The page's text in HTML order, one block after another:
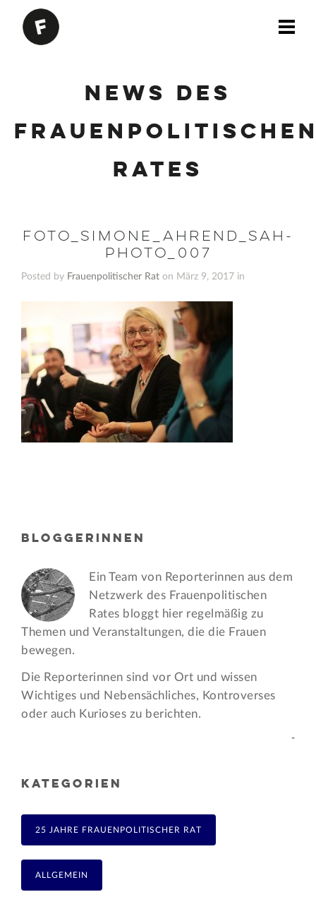
News des
Rates
Foto_Simone_Ahrend_sah-
photo_007
Posted by Frauenpolitischer Rat on März 9, 2017 in
BLOGGERINNEN
Ein Team von Reporterinnen aus dem
Netzwerk des Frauen­politischen
Rates bloggt hier regelmäßig zu
Themen und Veran­staltungen, die die Frauen
bewegen.
Die Reporterinnen sind vor Ort und wissen
Wichtiges und Nebensächliches, Kontroverses
oder auch Kurioses zu berichten.
-
KATEGORIEN
25 JAHRE FRAUENPOLITISCHER RAT
ALLGEMEIN